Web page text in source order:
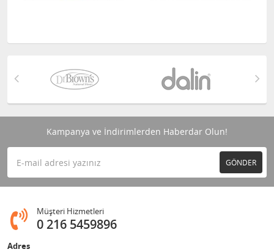
Kampanya ve İndirimlerden Haberdar Olun!
GÖNDER
Müşteri Hizmetleri
0 216 5459896
Adres